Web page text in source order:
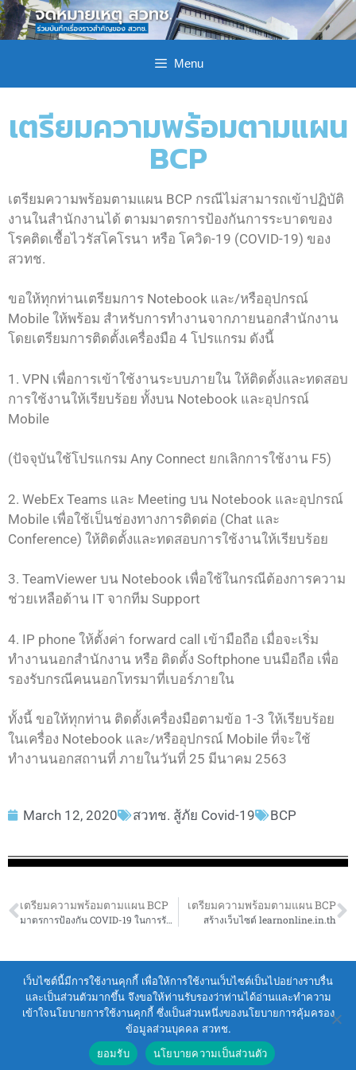
Menu
เตรียมความพร้อมตามแผน
BCP
เตรียมความพร้อมตามแผน BCP กรณีไม่สามารถเข้าปฏิบัติ
งานในสำนักงานได้ ตามมาตรการป้องกันการระบาดของ
โรคติดเชื้อไวรัสโคโรนา หรือ โควิด-19 (COVID-19) ของ
สวทช.
ขอให้ทุกท่านเตรียมการ Notebook และ/หรืออุปกรณ์
Mobile ให้พร้อม สำหรับการทำงานจากภายนอกสำนักงาน
โดยเตรียมการติดตั้งเครื่องมือ 4 โปรแกรม ดังนี้
1. VPN เพื่อการเข้าใช้งานระบบภายใน ให้ติดตั้งและทดสอบ
การใช้งานให้เรียบร้อย ทั้งบน Notebook และอุปกรณ์
Mobile
(ปัจจุบันใช้โปรแกรม Any Connect ยกเลิกการใช้งาน F5)
2. WebEx Teams และ Meeting บน Notebook และอุปกรณ์
Mobile เพื่อใช้เป็นช่องทางการติดต่อ (Chat และ
Conference) ให้ติดตั้งและทดสอบการใช้งานให้เรียบร้อย
3. TeamViewer บน Notebook เพื่อใช้ในกรณีต้องการความ
ช่วยเหลือด้าน IT จากทีม Support
4. IP phone ให้ตั้งค่า forward call เข้ามือถือ เมื่อจะเริ่ม
ทำงานนอกสำนักงาน หรือ ติดตั้ง Softphone บนมือถือ เพื่อ
รองรับกรณีคนนอกโทรมาที่เบอร์ภายใน
ทั้งนี้ ขอให้ทุกท่าน ติดตั้งเครื่องมือตามข้อ 1-3 ให้เรียบร้อย
ในเครื่อง Notebook และ/หรืออุปกรณ์ Mobile ที่จะใช้
ทำงานนอกสถานที่ ภายในวันที่ 25 มีนาคม 2563
March 12, 2020 สวทช. สู้ภัย Covid-19 BCP
เตรียมความพร้อมตามแผน BCP
มาตรการป้องกัน COVID-19 ในการรับสินค้าที่สั่งซื้อทางออนไลน์
เตรียมความพร้อมตามแผน BCP
สร้างเว็บไซต์ learnonline.in.th
Terms of Service|Personal Data Protection Policy
2021 สำนักงานพัฒนาวิทยาศาสตร์และ
เทคโนโลยีแห่งชาติ (สวทช.)
111 อุทยานวิทยาศาสตร์ประเทศไทย ถนนพหลโยธิน ตำบล
คลองหนึ่ง อำเภอคลองหลวง จังหวัดปทุมธานี 12120
เว็บไซต์นี้มีการใช้งานคุกกี้ เพื่อให้การใช้งานเว็บไซต์เป็นไปอย่างราบรื่น
และเป็นส่วนตัวมากขึ้น จึงขอให้ท่านรับรองว่าท่านได้อ่านและทำความ
เข้าใจนโยบายการใช้งานคุกกี้ ซึ่งเป็นส่วนหนึ่งของนโยบายการคุ้มครอง
ข้อมูลส่วนบุคคล สวทช.
ยอมรับ
นโยบายความเป็นส่วนตัว